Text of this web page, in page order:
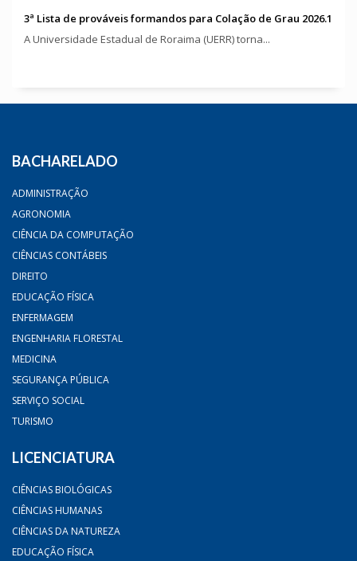
3ª Lista de prováveis formandos para Colação de Grau 2026.1
A Universidade Estadual de Roraima (UERR) torna...
BACHARELADO
ADMINISTRAÇÃO
AGRONOMIA
CIÊNCIA DA COMPUTAÇÃO
CIÊNCIAS CONTÁBEIS
DIREITO
EDUCAÇÃO FÍSICA
ENFERMAGEM
ENGENHARIA FLORESTAL
MEDICINA
SEGURANÇA PÚBLICA
SERVIÇO SOCIAL
TURISMO
LICENCIATURA
CIÊNCIAS BIOLÓGICAS
CIÊNCIAS HUMANAS
CIÊNCIAS DA NATUREZA
EDUCAÇÃO FÍSICA